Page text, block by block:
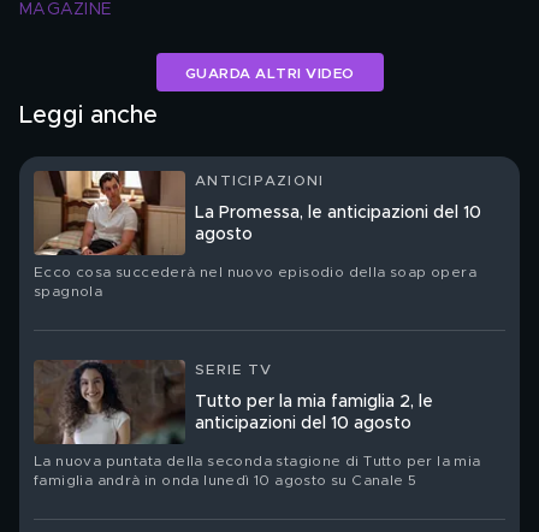
MAGAZINE
GUARDA ALTRI VIDEO
Leggi anche
ANTICIPAZIONI
La Promessa, le anticipazioni del 10
agosto
Ecco cosa succederà nel nuovo episodio della soap opera
spagnola
SERIE TV
Tutto per la mia famiglia 2, le
anticipazioni del 10 agosto
La nuova puntata della seconda stagione di Tutto per la mia
famiglia andrà in onda lunedì 10 agosto su Canale 5